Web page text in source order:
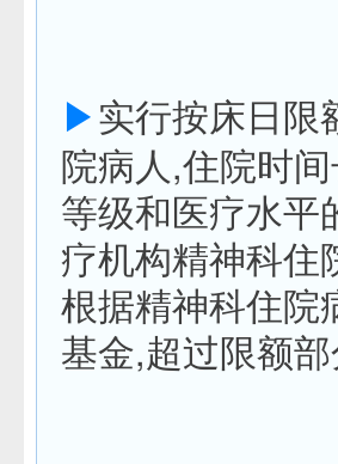
▶实行按床日限
院病人,住院时
等级和医疗水平
疗机构精神科住
根据精神科住院
基金,超过限额